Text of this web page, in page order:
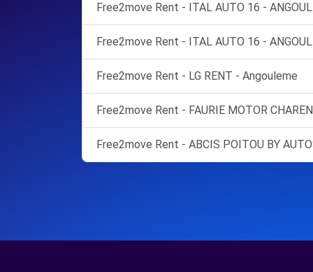
Free2move Rent - ITAL AUTO 16 -
Free2move Rent - ITAL AUTO 16 -
Free2move Rent - LG RENT - Angouleme
Free2move Rent - FAURIE MOTOR
Free2move Rent - ABCIS POITOU BY